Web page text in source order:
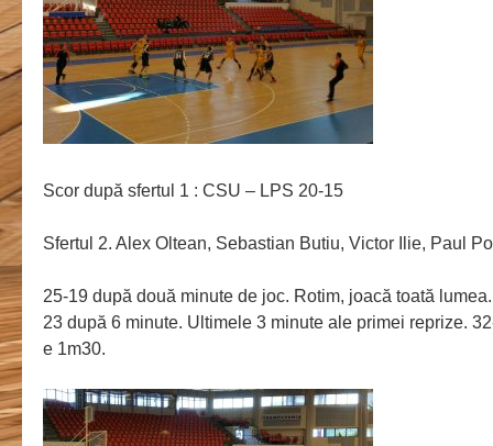
Scor după sfertul 1 : CSU – LPS 20-15
Sfertul 2. Alex Oltean, Sebastian Butiu, Victor Ilie, Paul
25-19 după două minute de joc. Rotim, joacă toată
23 după 6 minute. Ultimele 3 minute ale primei reprize.
e 1m30.